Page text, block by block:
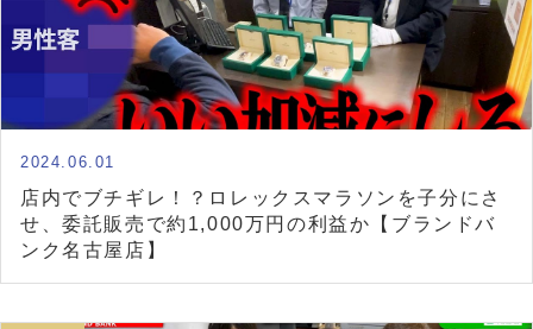
2024.06.01
店内でブチギレ！？ロレックスマラソンを子分にさ
せ、委託販売で約1,000万円の利益か【ブランドバ
ンク名古屋店】